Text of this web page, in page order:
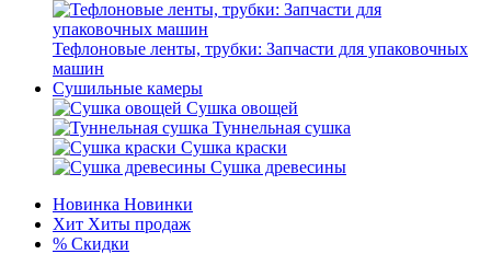
Тефлоновые ленты, трубки: Запчасти для упаковочных
машин
Сушильные камеры
Сушка овощей
Туннельная сушка
Сушка краски
Сушка древесины
Новинка Новинки
Хит Хиты продаж
% Скидки